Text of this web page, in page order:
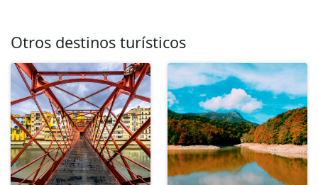
Otros destinos turísticos